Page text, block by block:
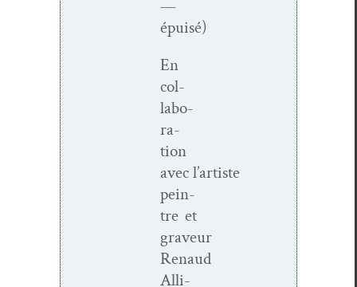
—
épuisé)
En
col­
lab­o­
ra­
tion
avec l’artiste
pein­
tre et
graveur
Renaud
Alli­